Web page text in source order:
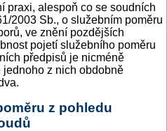
praxi, alespoň co se soudních
2003 Sb., o služebním poměru
ve znění pozdějších
pojetí služebního poměru
předpisů je nicméně
z nich obdobně
z pohledu